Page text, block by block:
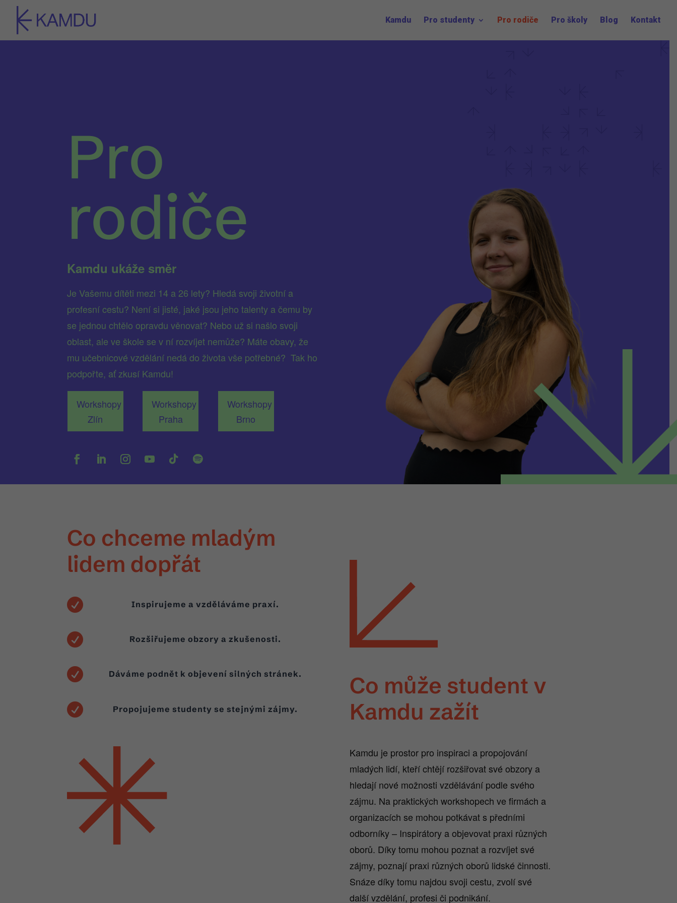
Kamdu Pro studenty Pro rodiče Pro školy Blog Kontakt
Pro
rodiče
Kamdu ukáže směr
Je Vašemu dítěti mezi 14 a 26 lety? Hledá svoji životní a
profesní cestu? Není si jisté, jaké jsou jeho talenty a čemu by
se jednou chtělo opravdu věnovat? Nebo už si našlo svoji
oblast, ale ve škole se v ní rozvíjet nemůže? Máte obavy, že
mu učebnicové vzdělání nedá do života vše potřebné? Tak ho
podpořte, ať zkusí Kamdu!
Workshopy
Zlín
Workshopy
Praha
Workshopy
Brno
Co chceme mladým
lidem dopřát
 Inspirujeme a vzděláváme praxí.
 Rozšiřujeme obzory a zkušenosti.
 Dáváme podnět k objevení silných stránek.
 Propojujeme studenty se stejnými zájmy.
Co může student v
Kamdu zažít
Kamdu je prostor pro inspiraci a propojování
mladých lidí, kteří chtějí rozšiřovat své obzory a
hledají nové možnosti vzdělávání podle svého
zájmu. Na praktických workshopech ve firmách a
organizacích se mohou potkávat s předními
odborníky – Inspirátory a objevovat praxi různých
oborů. Díky tomu mohou poznat a rozvíjet své
zájmy, poznají praxi různých oborů lidské činnosti.
Snáze díky tomu najdou svoji cestu, zvolí své
další vzdělání, profesi či podnikání.